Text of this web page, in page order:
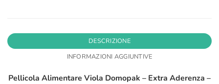
DESCRIZIONE
INFORMAZIONI AGGIUNTIVE
Pellicola Alimentare Viola Domopak – Extra Aderenza –